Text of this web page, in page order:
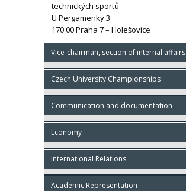
technických sportů
U Pergamenky 3
170 00 Praha 7 – Holešovice
Vice-chairman, section of internal affairs
Czech University Championships
Communication and documentation
Economy
International Relations
Academic Representation